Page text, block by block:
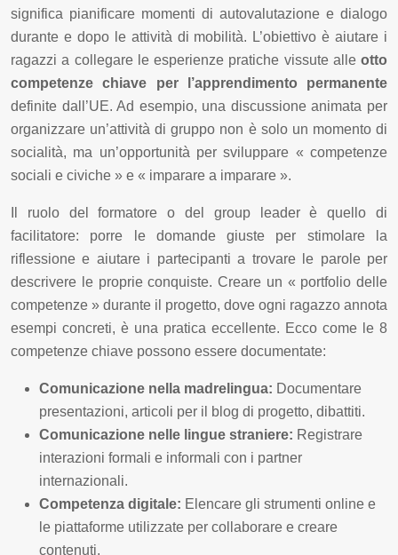
significa pianificare momenti di autovalutazione e dialogo
durante e dopo le attività di mobilità. L’obiettivo è aiutare i
ragazzi a collegare le esperienze pratiche vissute alle otto
competenze chiave per l’apprendimento permanente
definite dall’UE. Ad esempio, una discussione animata per
organizzare un’attività di gruppo non è solo un momento di
socialità, ma un’opportunità per sviluppare « competenze
sociali e civiche » e « imparare a imparare ».
Il ruolo del formatore o del group leader è quello di
facilitatore: porre le domande giuste per stimolare la
riflessione e aiutare i partecipanti a trovare le parole per
descrivere le proprie conquiste. Creare un « portfolio delle
competenze » durante il progetto, dove ogni ragazzo annota
esempi concreti, è una pratica eccellente. Ecco come le 8
competenze chiave possono essere documentate:
Comunicazione nella madrelingua: Documentare
presentazioni, articoli per il blog di progetto, dibattiti.
Comunicazione nelle lingue straniere: Registrare
interazioni formali e informali con i partner
internazionali.
Competenza digitale: Elencare gli strumenti online e
le piattaforme utilizzate per collaborare e creare
contenuti.